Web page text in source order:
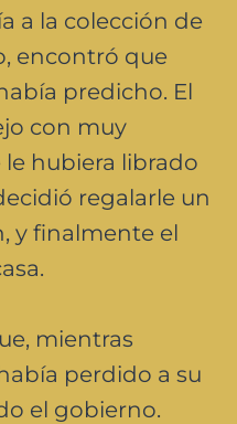
a la colección de
encontró que
predicho. El
con muy
hubiera librado
regalarle un
y finalmente el
mientras
perdido a su
el gobierno.